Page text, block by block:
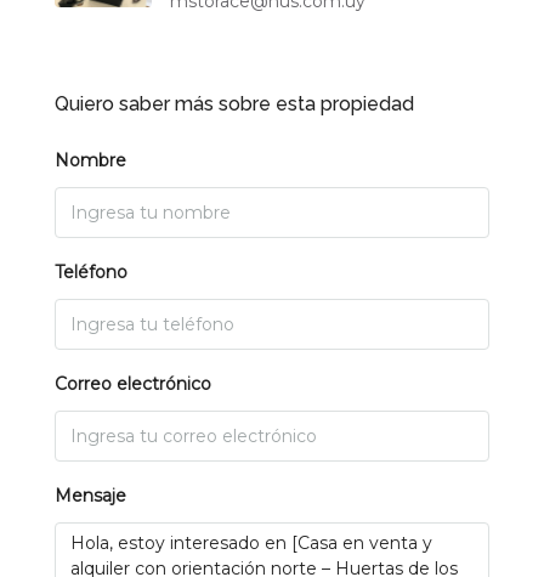
Quiero saber más sobre esta propiedad
Nombre
Teléfono
Correo electrónico
Mensaje